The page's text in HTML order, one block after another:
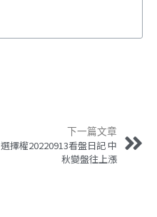
下一篇文章
選擇權20220913看盤日記 中
秋變盤往上漲